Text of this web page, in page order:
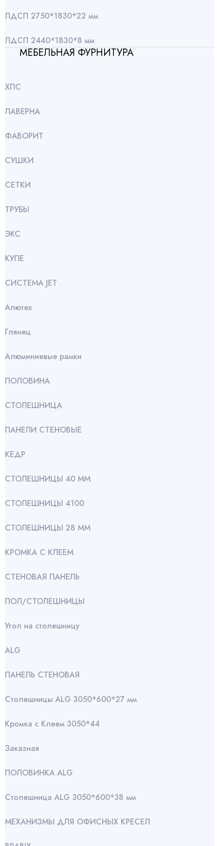
ЛДСП 2750*1830*22 мм
ЛДСП 2440*1830*8 мм
МЕБЕЛЬНАЯ ФУРНИТУРА
ХПС
ЛАВЕРНА
ФАВОРИТ
СУШКИ
СЕТКИ
ТРУБЫ
ЭКС
КУПЕ
СИСТЕМА JET
Алютех
Глянец
Алюминиевые рамки
ПОЛОВИНА
СТОЛЕШНИЦА
ПАНЕЛИ СТЕНОВЫЕ
КЕДР
СТОЛЕШНИЦЫ 40 ММ
СТОЛЕШНИЦЫ 4100
СТОЛЕШНИЦЫ 28 ММ
КРОМКА С КЛЕЕМ
СТЕНОВАЯ ПАНЕЛЬ
ПОЛ/СТОЛЕШНИЦЫ
Угол на столешницу
АLG
ПАНЕЛЬ СТЕНОВАЯ
Столешницы ALG 3050*600*27 мм
Кромка с Клеем 3050*44
Заказная
ПОЛОВИНКА ALG
Столешница ALG 3050*600*38 мм
МЕХАНИЗМЫ ДЛЯ ОФИСНЫХ КРЕСЕЛ